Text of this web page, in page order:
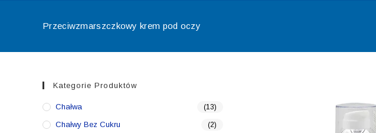
Przeciwzmarszczkowy krem pod oczy
Kategorie Produktów
Chałwa (13)
Chałwy Bez Cukru (2)